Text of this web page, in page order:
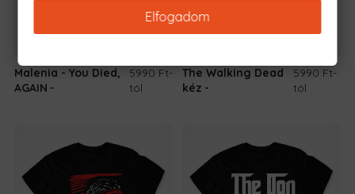
Malenia - You Died,
AGAIN
5990 Ft-
tól
The Walking Dead
kéz
5990 Ft-
tól
Elfogadom